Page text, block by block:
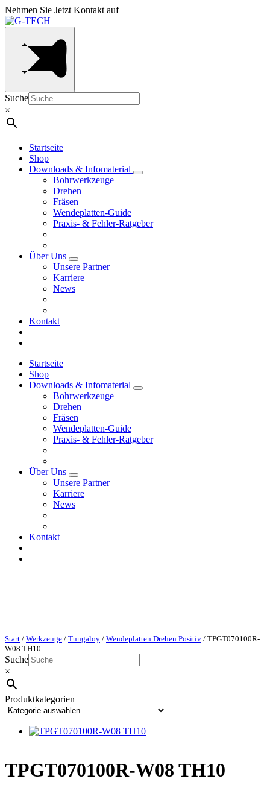
Nehmen Sie Jetzt Kontakt auf
Suche
×
Startseite
Shop
Downloads & Infomaterial
Bohrwerkzeuge
Drehen
Fräsen
Wendeplatten-Guide
Praxis- & Fehler-Ratgeber
Über Uns
Unsere Partner
Karriere
News
Kontakt
Startseite
Shop
Downloads & Infomaterial
Bohrwerkzeuge
Drehen
Fräsen
Wendeplatten-Guide
Praxis- & Fehler-Ratgeber
Über Uns
Unsere Partner
Karriere
News
Kontakt
Start / Werkzeuge / Tungaloy / Wendeplatten Drehen Positiv / TPGT070100R-
W08 TH10
Suche
×
Produktkategorien
TPGT070100R-W08 TH10